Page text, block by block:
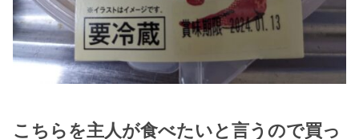
こちらを主人が食べたいと言うので買っ